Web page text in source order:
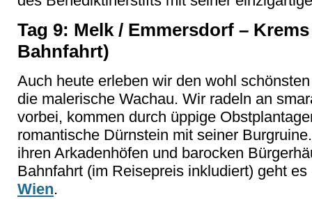
Tag 9: Melk / Emmersdorf –
Bahnfahrt)
Auch heute erleben wir den wohl
die malerische Wachau. Wir radeln an
vorbei, kommen durch üppige
romantische Dürnstein mit seiner
ihren Arkadenhöfen und barocken
Bahnfahrt (im Reisepreis inkludiert) geht
Wien.